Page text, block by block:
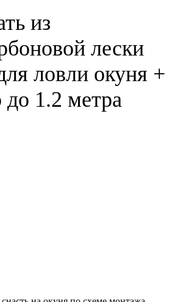
из
лески
ловли окуня +
до 1.2 метра